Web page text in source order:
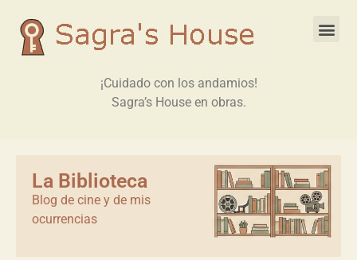
¡Cuidado con los andamios!
Sagra’s House en obras.
La Biblioteca
Blog de cine y de mis
ocurrencias